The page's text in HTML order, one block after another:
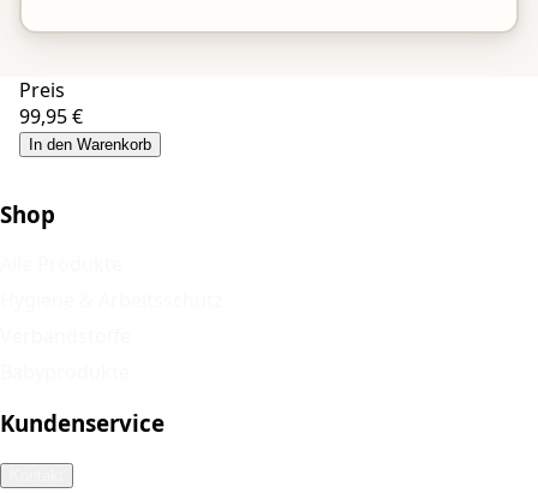
Preis
99,95 €
In den Warenkorb
Shop
Kundenservice